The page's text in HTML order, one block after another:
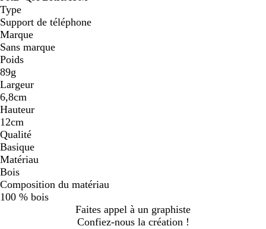
Type
Support de téléphone
Marque
Sans marque
Poids
89g
Largeur
6,8cm
Hauteur
12cm
Qualité
Basique
Matériau
Bois
Composition du matériau
100 % bois
Faites appel à un graphiste
Confiez-nous la création !